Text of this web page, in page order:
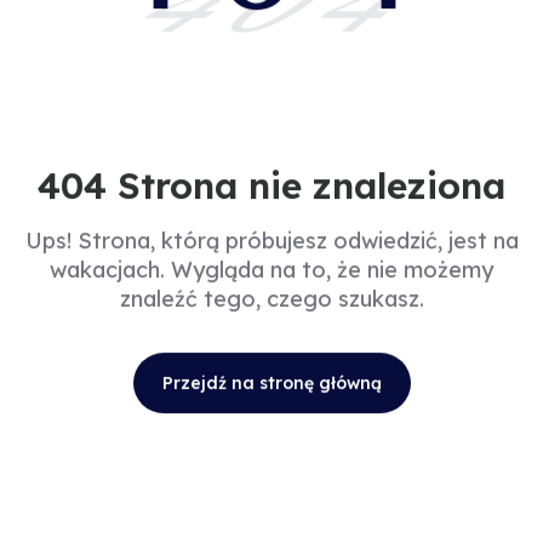
404 Strona nie znaleziona
Ups! Strona, którą próbujesz odwiedzić, jest na
wakacjach. Wygląda na to, że nie możemy
znaleźć tego, czego szukasz.
Przejdź na stronę główną